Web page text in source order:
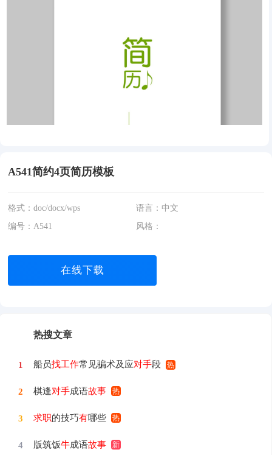
A541简约4页简历模板
格式：doc/docx/wps
语言：中文
编号：A541
风格：
在线下载
热搜文章
1 船员找工作常见骗术及应对手段
2 棋逢对手成语故事
3 求职的技巧有哪些
4 版筑饭牛成语故事